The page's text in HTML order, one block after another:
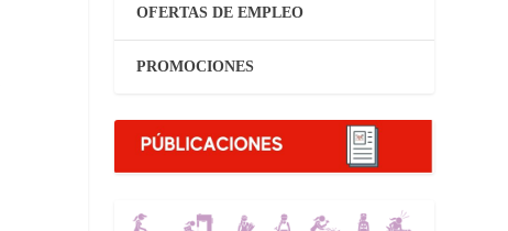
OFERTAS DE EMPLEO
PROMOCIONES